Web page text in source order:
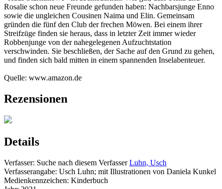
Rosalie schon neue Freunde gefunden haben: Nachbarsjunge Enno
sowie die ungleichen Cousinen Naima und Elin. Gemeinsam
gründen die fünf den Club der frechen Möwen. Bei einem ihrer
Streifzüge finden sie heraus, dass in letzter Zeit immer wieder
Robbenjunge von der nahegelegenen Aufzuchtstation
verschwinden. Sie beschließen, der Sache auf den Grund zu gehen,
und finden sich bald mitten in einem spannenden Inselabenteuer.
Quelle: www.amazon.de
Rezensionen
Details
Verfasser: Suche nach diesem Verfasser Luhn, Usch
Verfasserangabe: Usch Luhn; mit Illustrationen von Daniela Kunkel
Medienkennzeichen: Kinderbuch